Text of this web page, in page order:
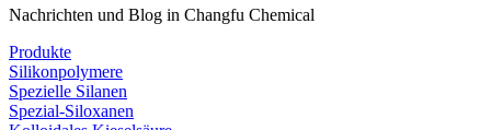
Nachrichten und Blog in Changfu Chemical
Produkte
Silikonpolymere
Spezielle Silanen
Spezial-Siloxanen